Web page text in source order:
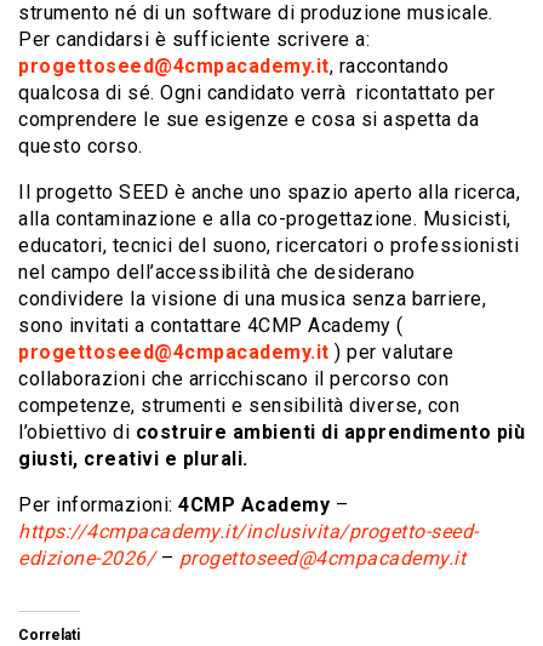
strumento né di un software di produzione musicale.
Per candidarsi è sufficiente scrivere a:
progettoseed@4cmpacademy.it, raccontando
qualcosa di sé. Ogni candidato verrà ricontattato per
comprendere le sue esigenze e cosa si aspetta da
questo corso.
Il progetto SEED è anche uno spazio aperto alla ricerca,
alla contaminazione e alla co-progettazione. Musicisti,
educatori, tecnici del suono, ricercatori o professionisti
nel campo dell’accessibilità che desiderano
condividere la visione di una musica senza barriere,
sono invitati a contattare 4CMP Academy (
progettoseed@4cmpacademy.it ) per valutare
collaborazioni che arricchiscano il percorso con
competenze, strumenti e sensibilità diverse, con
l’obiettivo di costruire ambienti di apprendimento più
giusti, creativi e plurali.
Per informazioni: 4CMP Academy –
https://4cmpacademy.it/inclusivita/progetto-seed-
edizione-2026/– progettoseed@4cmpacademy.it
Correlati